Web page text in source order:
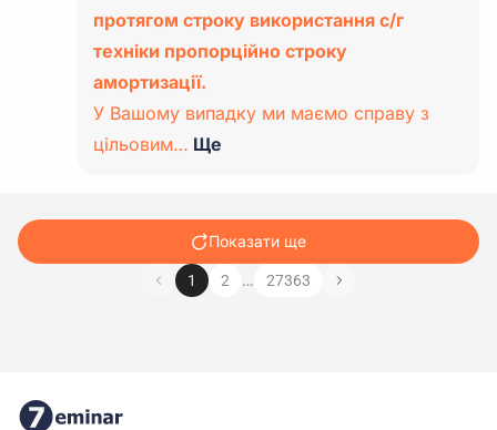
протягом строку використання с/г
техніки пропорційно строку
амортизації.
У Вашому випадку ми маємо справу з
цільовим… Ще
Показати ще
1 2 … 27363